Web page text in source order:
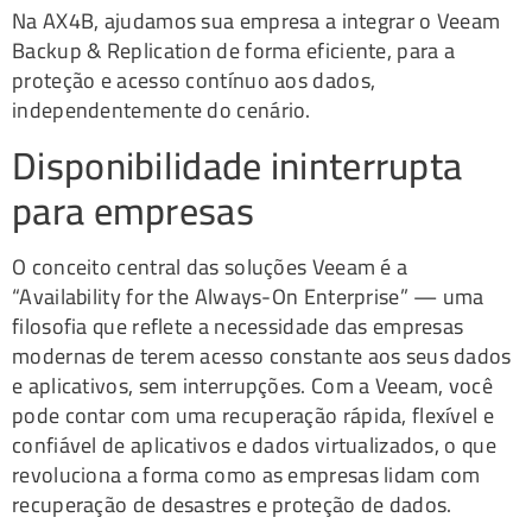
Na AX4B, ajudamos sua empresa a integrar o Veeam
Backup & Replication de forma eficiente, para a
proteção e acesso contínuo aos dados,
independentemente do cenário.
Disponibilidade ininterrupta
para empresas
O conceito central das soluções Veeam é a
“Availability for the Always-On Enterprise” — uma
filosofia que reflete a necessidade das empresas
modernas de terem acesso constante aos seus dados
e aplicativos, sem interrupções. Com a Veeam, você
pode contar com uma recuperação rápida, flexível e
confiável de aplicativos e dados virtualizados, o que
revoluciona a forma como as empresas lidam com
recuperação de desastres e proteção de dados.